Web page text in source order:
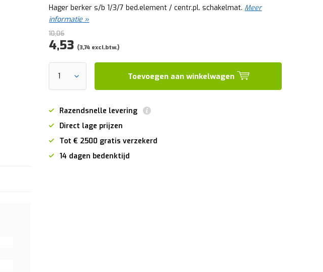
Hager berker s/b 1/3/7 bed.element / centr.pl. schakelmat. Meer
informatie »
10,06
4,53 (3,74 excl.btw.)
Toevoegen aan winkelwagen
Razendsnelle levering
Direct lage prijzen
Tot € 2500 gratis verzekerd
14 dagen bedenktijd